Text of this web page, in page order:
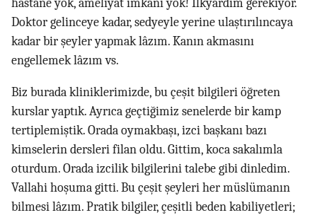
hastane yok, ameliyat imkânı yok! İlkyardım gerekiyor.
Doktor gelinceye kadar, sedyeyle yerine ulaştırılıncaya
kadar bir şeyler yapmak lâzım. Kanın akmasını
engellemek lâzım vs.
Biz burada kliniklerimizde, bu çeşit bilgileri öğreten
kurslar yaptık. Ayrıca geçtiğimiz senelerde bir kamp
tertiplemiştik. Orada oymakbaşı, izci başkanı bazı
kimselerin dersleri filan oldu. Gittim, koca sakalımla
oturdum. Orada izcilik bilgilerini talebe gibi dinledim.
Vallahi hoşuma gitti. Bu çeşit şeyleri her müslümanın
bilmesi lâzım. Pratik bilgiler, çeşitli beden kabiliyetleri;